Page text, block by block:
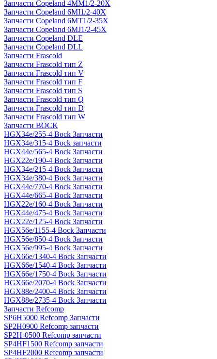
Запчасти Copeland 4MM1/2-20X
Запчасти Copeland 6MI1/2-40X
Запчасти Copeland 6MT1/2-35X
Запчасти Copeland 6MJ1/2-45X
Запчасти Copeland DLE
Запчасти Copeland DLL
Запчасти Frascold
Запчасти Frascold тип Z
Запчасти Frascold тип V
Запчасти Frascold тип F
Запчасти Frascold тип S
Запчасти Frascold тип Q
Запчасти Frascold тип D
Запчасти Frascold тип W
Запчасти BOCK
HGX34e/255-4 Bock Запчасти
HGX34e/315-4 Bock запчасти
HGX44e/565-4 Bock Запчасти
HGX22e/190-4 Bock Запчасти
HGX34e/215-4 Bock Запчасти
HGX34e/380-4 Bock Запчасти
HGX44e/770-4 Bock Запчасти
HGX44e/665-4 Bock Запчасти
HGX22e/160-4 Bock Запчасти
HGX44e/475-4 Bock Запчасти
HGX22e/125-4 Bock Запчасти
HGX56e/1155-4 Bock Запчасти
HGX56e/850-4 Bock Запчасти
HGX56e/995-4 Bock Запчасти
HGX66e/1340-4 Bock Запчасти
HGX66e/1540-4 Bock Запчасти
HGX66e/1750-4 Bock Запчасти
HGX66e/2070-4 Bock Запчасти
HGX88e/2400-4 Bock Запчасти
HGX88e/2735-4 Bock Запчасти
Запчасти Refcomp
SP6H5000 Refcomp Запчасти
SP2H0900 Refcomp запчасти
SP2H-0500 Refcomp запчасти
SP4HF1500 Refcomp запчасти
SP4HF2000 Refcomp запчасти